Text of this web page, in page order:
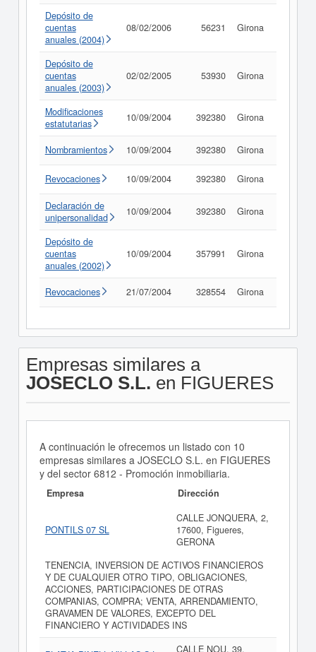
Depósito de
cuentas
anuales (2004)
08/02/2006 56231 Girona
Depósito de
cuentas
anuales (2003)
02/02/2005 53930 Girona
Modificaciones
estatutarias
10/09/2004 392380 Girona
Nombramientos 10/09/2004 392380 Girona
Revocaciones 10/09/2004 392380 Girona
Declaración de
unipersonalidad
10/09/2004 392380 Girona
Depósito de
cuentas
anuales (2002)
10/09/2004 357991 Girona
Revocaciones 21/07/2004 328554 Girona
Empresas similares a
JOSECLO S.L. en FIGUERES
A continuación le ofrecemos un listado con 10
empresas similares a JOSECLO S.L. en FIGUERES
y del sector 6812 - Promoción inmobiliaria.
Empresa Dirección
PONTILS 07 SL
CALLE JONQUERA, 2,
17600, Figueres,
GERONA
TENENCIA, INVERSION DE ACTIVOS FINANCIEROS
Y DE CUALQUIER OTRO TIPO, OBLIGACIONES,
ACCIONES, PARTICIPACIONES DE OTRAS
COMPANIAS, COMPRA; VENTA, ARRENDAMIENTO,
GRAVAMEN DE VALORES, EXCEPTO DEL
FINANCIERO Y ACTIVIDADES INS
CALLE NOU, 39,